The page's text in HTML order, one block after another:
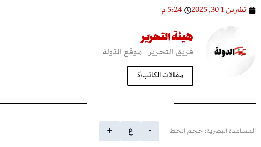
تشرين 1 30, 2025 5:24 م
هيئة التحرير
فريق التحرير - موقع الدّولة
مقالات الكاتب\ة
المساعدة البصرية: حجم الخط - ع +